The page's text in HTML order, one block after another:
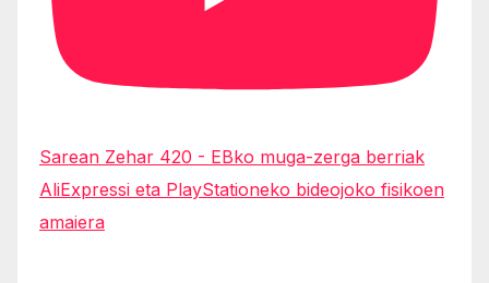
Sarean Zehar 420 - EBko muga-zerga berriak
AliExpressi eta PlayStationeko bideojoko fisikoen
amaiera